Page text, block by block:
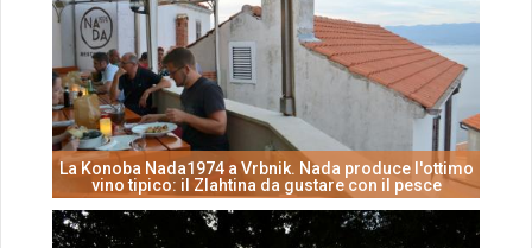
La Konoba Nada1974 a Vrbnik. Nada produce l'ottimo
vino tipico: il Zlahtina da gustare con il pesce